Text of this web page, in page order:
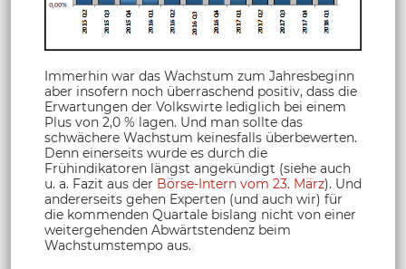
Immerhin war das Wachstum zum Jahresbeginn
aber insofern noch überraschend positiv, dass die
Erwartungen der Volkswirte lediglich bei einem
Plus von 2,0 % lagen. Und man sollte das
schwächere Wachstum keinesfalls überbewerten.
Denn einerseits wurde es durch die
Frühindikatoren längst angekündigt (siehe auch
u. a. Fazit aus der Börse-Intern vom 23. März). Und
andererseits gehen Experten (und auch wir) für
die kommenden Quartale bislang nicht von einer
weitergehenden Abwärtstendenz beim
Wachstumstempo aus.